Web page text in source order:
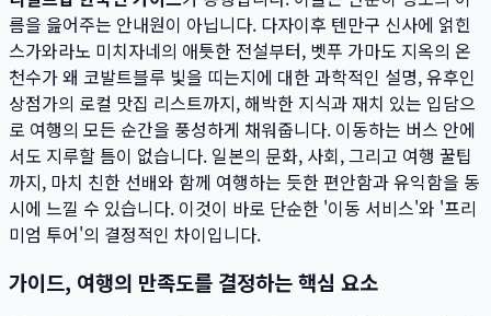
름을 읊어주는 안내원이 아닙니다. 다자이후 텐만구 신사에 얽힌
스가와라노 미치자네의 애틋한 전설부터, 벳푸 가마도 지옥의 온
천수가 왜 코발트블루 빛을 띠는지에 대한 과학적인 설명, 유후인
상점가의 로컬 맛집 리스트까지, 해박한 지식과 재치 있는 입담으
로 여행의 모든 순간을 풍성하게 채워줍니다. 이동하는 버스 안에
서도 지루할 틈이 없습니다. 일본의 문화, 사회, 그리고 여행 꿀팁
까지, 마치 친한 선배와 함께 여행하는 듯한 편안함과 유익함을 동
시에 느낄 수 있습니다. 이것이 바로 단순한 '이동 서비스'와 '프리
미엄 투어'의 결정적인 차이입니다.
가이드, 여행의 만족도를 결정하는 핵심 요소